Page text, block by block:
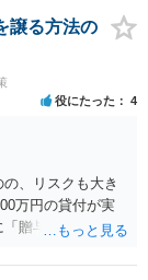
譲る方法の
役にたった 4
、リスクも大き
万円の貸付が実
贈与」と評価さ
託・目的信託） 財